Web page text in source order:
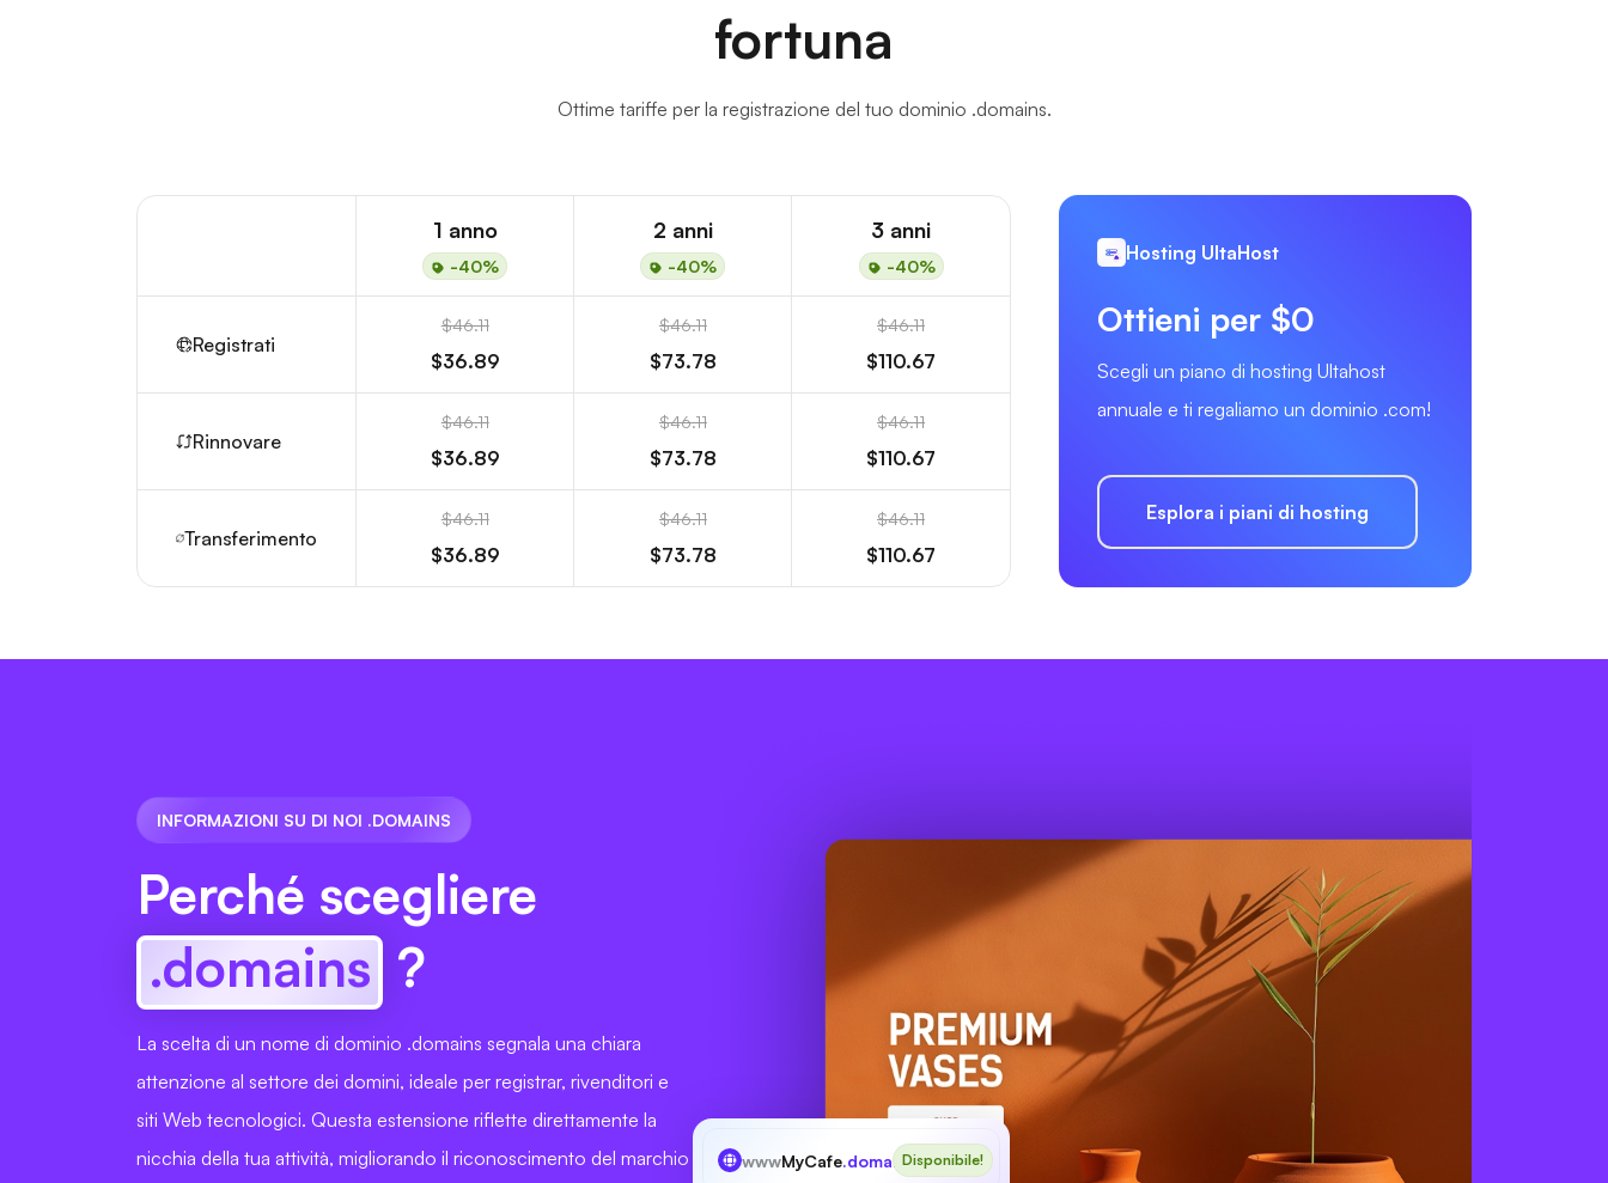
fortuna
Ottime tariffe per la registrazione del tuo dominio .domains.
1 anno
-40%
2 anni
-40%
3 anni
-40%
Registrati
$46.11
$36.89
$46.11
$73.78
$46.11
$110.67
Rinnovare
$46.11
$36.89
$46.11
$73.78
$46.11
$110.67
Transferimento
$46.11
$36.89
$46.11
$73.78
$46.11
$110.67
Hosting UltaHost
Ottieni per $0
Scegli un piano di hosting Ultahost
annuale e ti regaliamo un dominio .com!
Esplora i piani di hosting
INFORMAZIONI SU DI NOI .DOMAINS
Perché scegliere
.domains ?
La scelta di un nome di dominio .domains segnala una chiara
attenzione al settore dei domini, ideale per registrar, rivenditori e
siti Web tecnologici. Questa estensione riflette direttamente la
nicchia della tua attività, migliorando il riconoscimento del marchio
wwwMyCafe.domainsDisponibile!